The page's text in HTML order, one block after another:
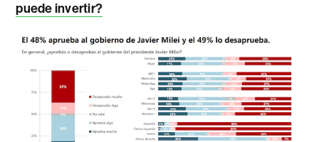
puede invertir?